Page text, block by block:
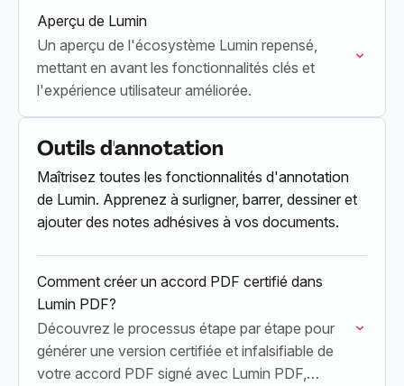
Aperçu de Lumin
Un aperçu de l'écosystème Lumin repensé,
mettant en avant les fonctionnalités clés et
l'expérience utilisateur améliorée.
Outils d'annotation
Maîtrisez toutes les fonctionnalités d'annotation
de Lumin. Apprenez à surligner, barrer, dessiner et
ajouter des notes adhésives à vos documents.
Comment créer un accord PDF certifié dans
Lumin PDF?
Découvrez le processus étape par étape pour
générer une version certifiée et infalsifiable de
votre accord PDF signé avec Lumin PDF,